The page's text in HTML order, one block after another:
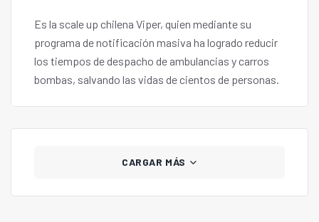
Es la scale up chilena Viper, quien mediante su
programa de notificación masiva ha logrado reducir
los tiempos de despacho de ambulancias y carros
bombas, salvando las vidas de cientos de personas.
CARGAR MÁS